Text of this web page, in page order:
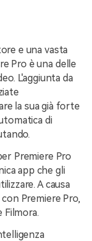
e una vasta
Pro è una delle
L'aggiunta da
la sua già forte
di
Premiere Pro
app che gli
A causa
Premiere Pro,